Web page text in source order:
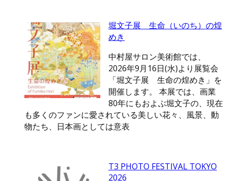
堀文子展 生命（いのち）の煌
めき
中村屋サロン美術館では、
2026年9月16日(水)より展覧会
「堀文子展 生命の煌めき」を
開催します。 本展では、画業
80年にもおよぶ堀文子の、現在
も多くのファンに愛されている美しい花々、風景、動
物たち、日本画としては意表
T3 PHOTO FESTIVAL TOKYO
2026